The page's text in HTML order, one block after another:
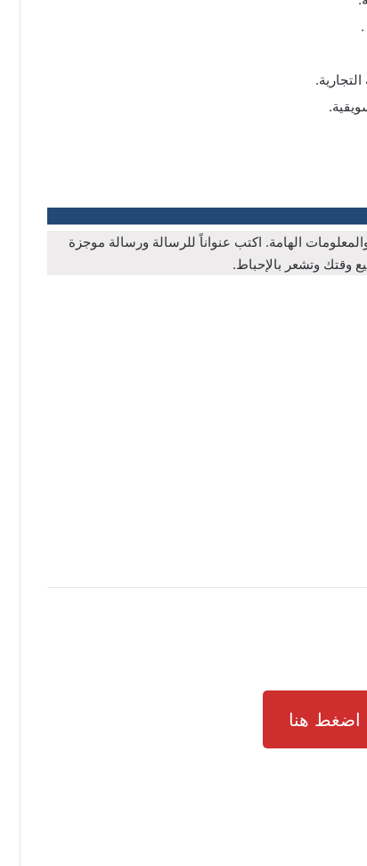
الهامة. اكتب عنواناً للرسالة ورسالة موجزة
وقتك وتشعر بالإحباط.
اضغط هنا